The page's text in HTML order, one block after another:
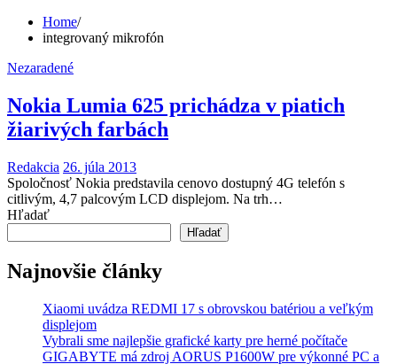
Home
integrovaný mikrofón
Nezaradené
Nokia Lumia 625 prichádza v piatich
žiarivých farbách
Redakcia 26. júla 2013
Spoločnosť Nokia predstavila cenovo dostupný 4G telefón s
citlivým, 4,7 palcovým LCD displejom. Na trh…
Hľadať
Hľadať
Najnovšie články
Xiaomi uvádza REDMI 17 s obrovskou batériou a veľkým
displejom
Vybrali sme najlepšie grafické karty pre herné počítače
GIGABYTE má zdroj AORUS P1600W pre výkonné PC a